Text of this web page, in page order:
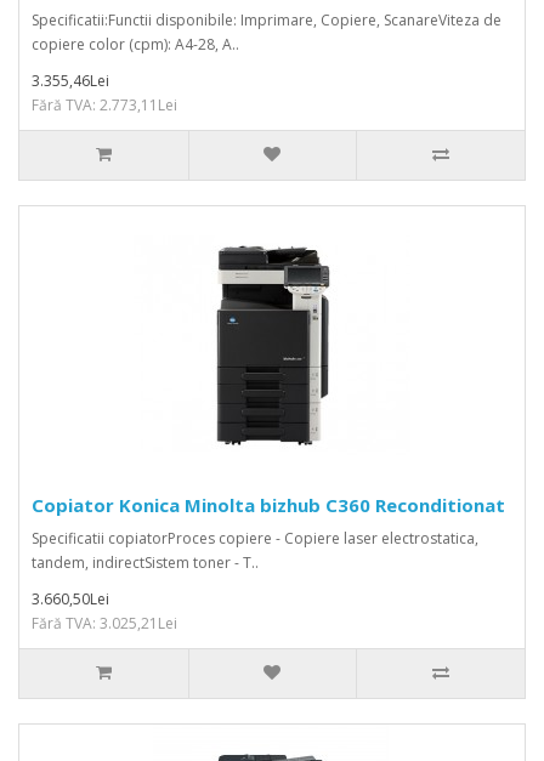
Specificatii:Functii disponibile: Imprimare, Copiere, ScanareViteza de
copiere color (cpm): A4-28, A..
3.355,46Lei
Fără TVA: 2.773,11Lei
Copiator Konica Minolta bizhub C360 Reconditionat
Specificatii copiatorProces copiere - Copiere laser electrostatica,
tandem, indirectSistem toner - T..
3.660,50Lei
Fără TVA: 3.025,21Lei